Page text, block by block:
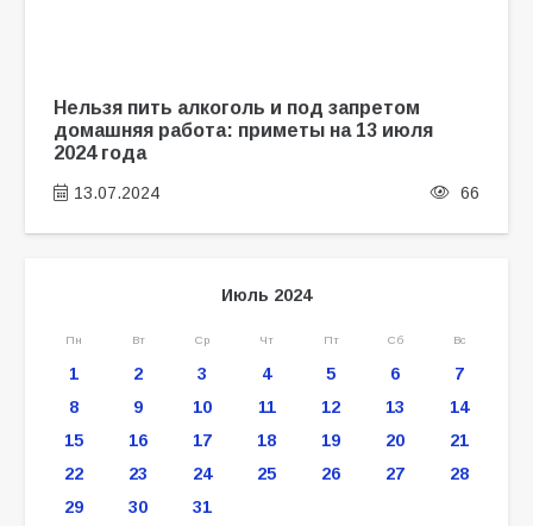
Нельзя пить алкоголь и под запретом
домашняя работа: приметы на 13 июля
2024 года
13.07.2024 66
Июль 2024
Пн Вт Ср Чт Пт Сб Вс
1 2 3 4 5 6
7
8
9 10 11 12 13
14
15
16 17 18 19 20
21
22
23 24 25 26 27
28
29
30 31